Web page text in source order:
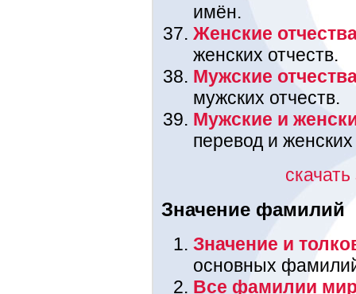
имён.
Женские
женских отчеств.
Мужские
мужских отчеств.
Мужские и
перевод и
Значение фамилий
Значение и
основных
Все фамилии